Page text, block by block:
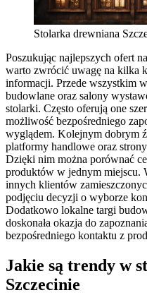
Stolarka drewniana
Poszukując najlepszych ofert
warto zwrócić uwagę na kilka
informacji. Przede wszystkim
budowlane oraz salony
stolarki. Często oferują one
możliwość bezpośredniego
wyglądem. Kolejnym dobrym
platformy handlowe oraz
Dzięki nim można porównać
produktów w jednym miejscu.
innych klientów
podjęciu decyzji o wyborze
Dodatkowo lokalne targi
doskonała okazja do
bezpośredniego kontaktu z
Jakie są trendy w
Szczecinie